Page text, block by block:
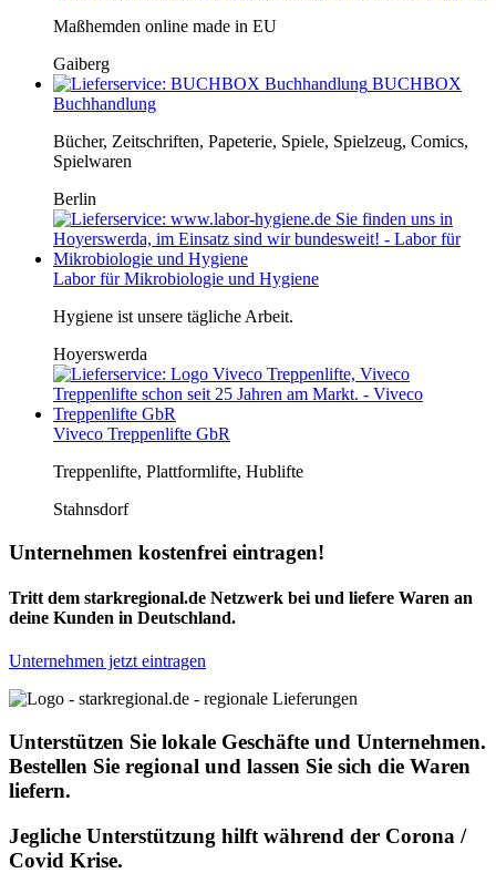
Maßhemden online made in EU
Gaiberg
BUCHBOX
Buchhandlung
Bücher, Zeitschriften, Papeterie, Spiele, Spielzeug, Comics,
Spielwaren
Berlin
Labor für Mikrobiologie und Hygiene
Hygiene ist unsere tägliche Arbeit.
Hoyerswerda
Viveco Treppenlifte GbR
Treppenlifte, Plattformlifte, Hublifte
Stahnsdorf
Unternehmen kostenfrei eintragen!
Tritt dem starkregional.de Netzwerk bei und liefere Waren an
deine Kunden in Deutschland.
Unternehmen jetzt eintragen
Unterstützen Sie lokale Geschäfte und Unternehmen.
Bestellen Sie regional und lassen Sie sich die Waren
liefern.
Jegliche Unterstützung hilft während der Corona /
Covid Krise.